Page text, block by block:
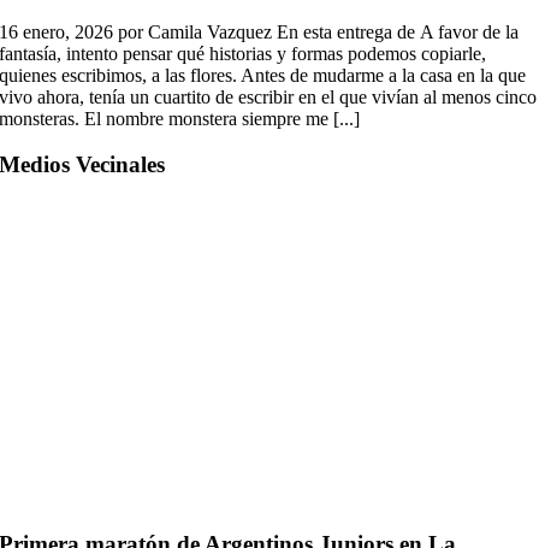
16 enero, 2026 por Camila Vazquez En esta entrega de A favor de la
fantasía, intento pensar qué historias y formas podemos copiarle,
quienes escribimos, a las flores. Antes de mudarme a la casa en la que
vivo ahora, tenía un cuartito de escribir en el que vivían al menos cinco
monsteras. El nombre monstera siempre me [...]
Medios Vecinales